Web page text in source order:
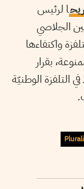
ا لرئيس
الجلاصي
التلفزة واكتفاءها
بقرار
التلفزة الوطنيّة